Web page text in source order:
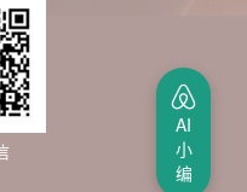
AI
小
编